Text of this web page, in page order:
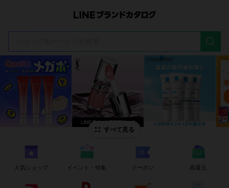
i
すべて見る
人気ショップ イベント・特集 クーポン 高還元